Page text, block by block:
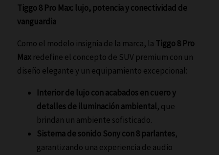
Tiggo 8 Pro Max: lujo, potencia y conectividad de
vanguardia
Como el modelo insignia de la marca, la Tiggo 8 Pro
Max redefine el concepto de SUV premium con un
diseño elegante y un equipamiento excepcional:
Interior de lujo con acabados en cuero y
detalles de iluminación ambiental , que
brindan un ambiente sofisticado.
Sistema de sonido Sony con 8 parlantes,
garantizando una experiencia de audio